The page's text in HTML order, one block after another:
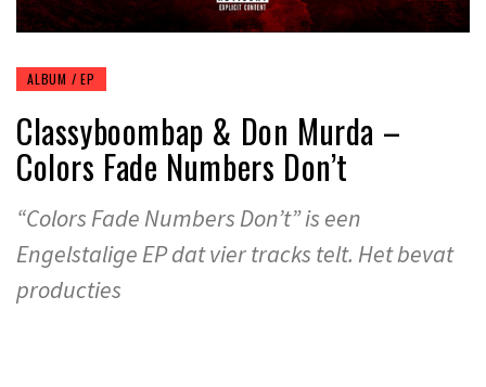
ALBUM / EP
Classyboombap & Don Murda –
Colors Fade Numbers Don’t
“Colors Fade Numbers Don’t” is een
Engelstalige EP dat vier tracks telt. Het bevat
producties